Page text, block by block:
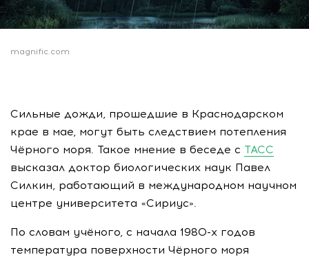
magnific.com
Сильные дожди, прошедшие в Краснодарском
крае в мае, могут быть следствием потепления
Чёрного моря. Такое мнение в беседе с ТАСС
высказал доктор биологических наук Павел
Силкин, работающий в международном научном
центре университета «Сириус».
По словам учёного, с начала 1980-х годов
температура поверхности Чёрного моря